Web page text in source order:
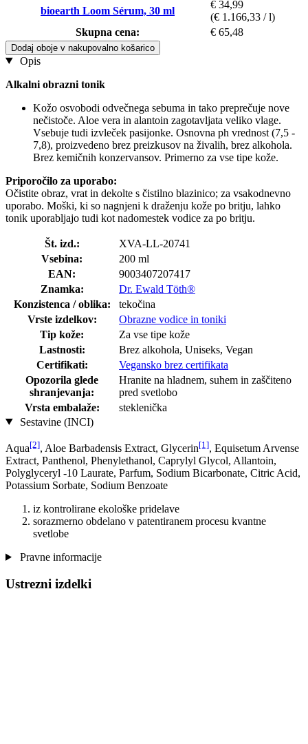
bioearth Loom Sérum, 30 ml
€ 34,99
(€ 1.166,33 / l)
Skupna cena:
€ 65,48
Dodaj oboje v nakupovalno košarico
Opis
Alkalni obrazni tonik
Kožo osvobodi odvečnega sebuma in tako preprečuje nove
nečistoče. Aloe vera in alantoin zagotavljata veliko vlage.
Vsebuje tudi izvleček pasijonke. Osnovna ph vrednost (7,5 -
7,8), proizvedeno brez preizkusov na živalih, brez alkohola.
Brez kemičnih konzervansov. Primerno za vse tipe kože.
Priporočilo za uporabo:
Očistite obraz, vrat in dekolte s čistilno blazinico; za vsakodnevno
uporabo. Moški, ki so nagnjeni k draženju kože po britju, lahko
tonik uporabljajo tudi kot nadomestek vodice za po britju.
Št. izd.:
XVA-LL-20741
Vsebina:
200 ml
EAN:
9003407207417
Znamka:
Dr. Ewald Töth®
Konzistenca / oblika:
tekočina
Vrste izdelkov:
Obrazne vodice in toniki
Tip kože:
Za vse tipe kože
Lastnosti:
Brez alkohola, Uniseks, Vegan
Certifikati:
Vegansko brez certifikata
Opozorila glede
shranjevanja:
Hranite na hladnem, suhem in zaščiteno
pred svetlobo
Vrsta embalaže:
steklenička
Sestavine (INCI)
Aqua[2], Aloe Barbadensis Extract, Glycerin[1], Equisetum Arvense
Extract, Panthenol, Phenylethanol, Caprylyl Glycol, Allantoin,
Polyglyceryl -10 Laurate, Parfum, Sodium Bicarbonate, Citric Acid,
Potassium Sorbate, Sodium Benzoate
iz kontrolirane ekološke pridelave
sorazmerno obdelano v patentiranem procesu kvantne
svetlobe
Pravne informacije
Ustrezni izdelki